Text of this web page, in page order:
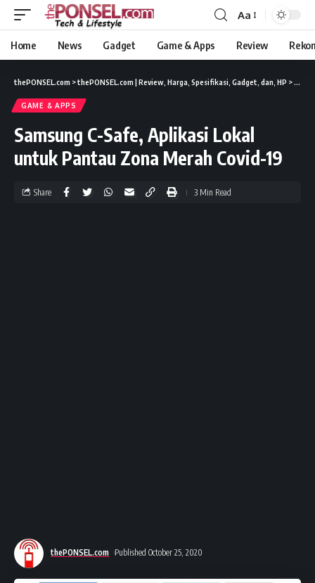
Aa
Home News Gadget Game & Apps Review
thePONSEL.com >thePONSEL.com | Review, Harga, Spesifikasi, Gadget, dan, HP >
GAME & APPS
Samsung C-Safe, Aplikasi Lokal
untuk Pantau Zona Merah Covid-19
thePONSEL.com Published October 25, 2020
Share 3 Min Read